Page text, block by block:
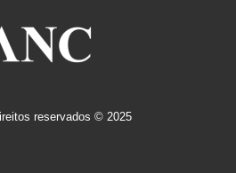
reservados © 2025